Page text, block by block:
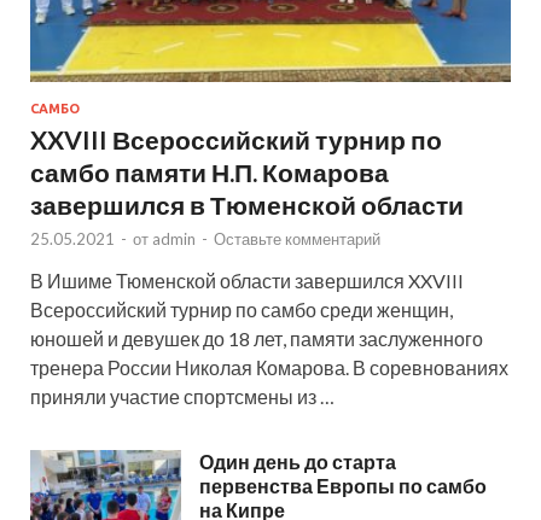
САМБО
XXVIII Всероссийский турнир по
самбо памяти Н.П. Комарова
завершился в Тюменской области
25.05.2021 - от admin - Оставьте комментарий
В Ишиме Тюменской области завершился XXVIII
Всероссийский турнир по самбо среди женщин,
юношей и девушек до 18 лет, памяти заслуженного
тренера России Николая Комарова. В соревнованиях
приняли участие спортсмены из …
Один день до старта
первенства Европы по самбо
на Кипре